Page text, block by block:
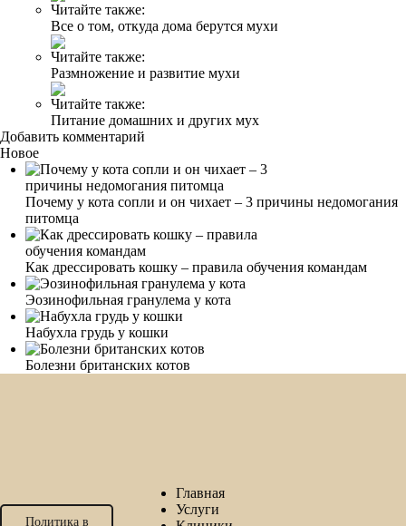
Читайте также:
Все о том, откуда дома берутся мухи
Читайте также:
Размножение и развитие мухи
Читайте также:
Питание домашних и других мух
Добавить комментарий
Новое
Почему у кота сопли и он чихает – 3 причины недомогания
питомца
Как дрессировать кошку – правила обучения командам
Эозинофильная гранулема у кота
Набухла грудь у кошки
Болезни британских котов
Политика в
Главная
Услуги